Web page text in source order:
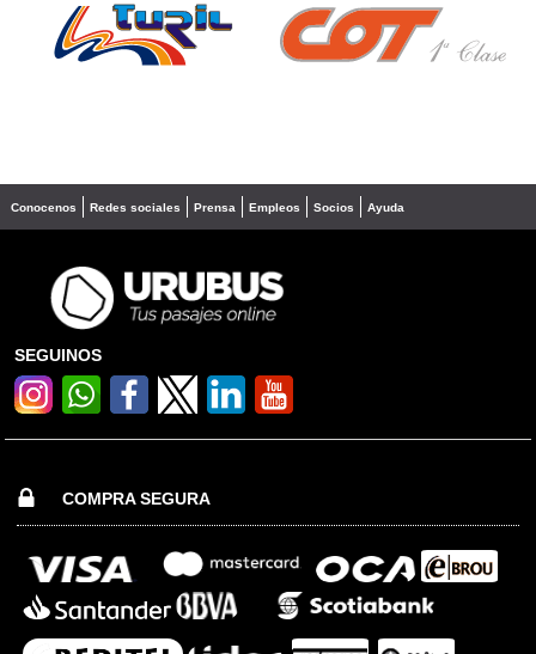
Conocenos Redes sociales Prensa Empleos Socios Ayuda
SEGUINOS
COMPRA SEGURA